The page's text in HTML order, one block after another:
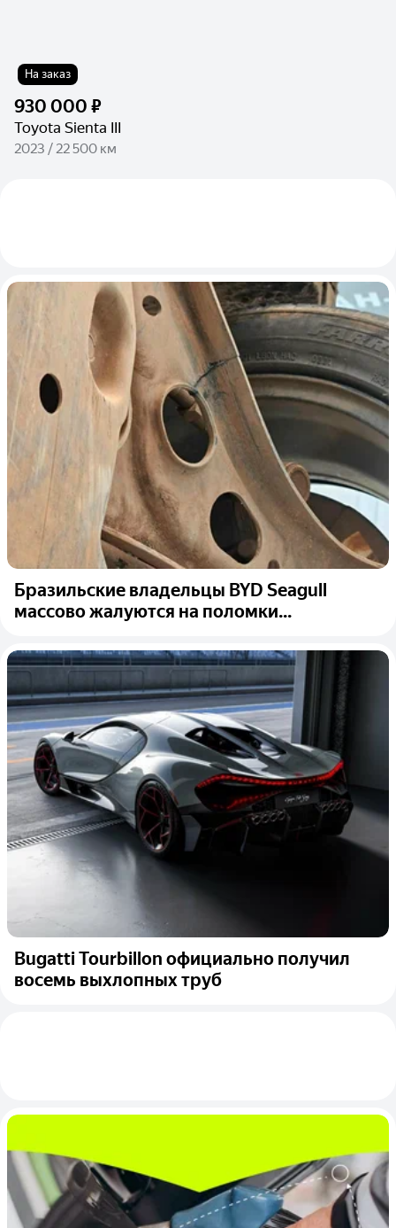
На заказ
930 000 ₽
Toyota Sienta III
2023 / 22 500 км
Бразильские владельцы BYD Seagull
массово жалуются на поломки...
Bugatti Tourbillon официально получил
восемь выхлопных труб